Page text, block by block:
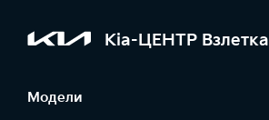
Kia-ЦЕНТР Взлетка
Модели